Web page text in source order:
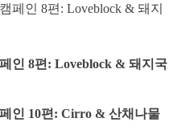
인 8편: Loveblock & 돼지국
인 10편: Cirro & 산채나물